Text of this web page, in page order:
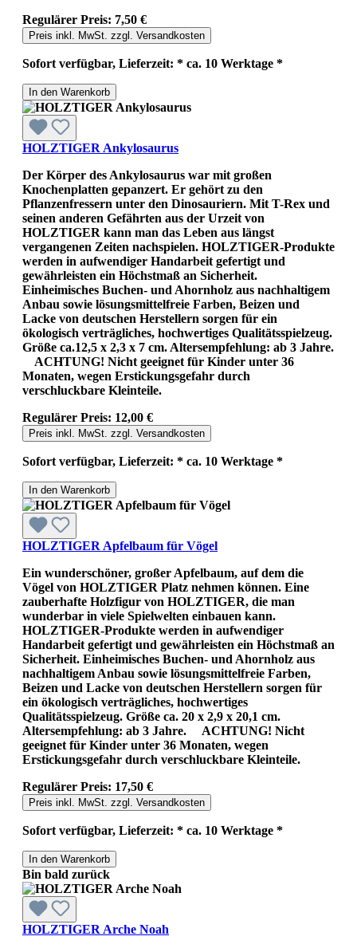
Regulärer Preis: 7,50 €
Preis inkl. MwSt. zzgl. Versandkosten
Sofort verfügbar, Lieferzeit: * ca. 10 Werktage *
In den Warenkorb
HOLZTIGER Ankylosaurus
Der Körper des Ankylosaurus war mit großen
Knochenplatten gepanzert. Er gehört zu den
Pflanzenfressern unter den Dinosauriern. Mit T-Rex und
seinen anderen Gefährten aus der Urzeit von
HOLZTIGER kann man das Leben aus längst
vergangenen Zeiten nachspielen. HOLZTIGER-Produkte
werden in aufwendiger Handarbeit gefertigt und
gewährleisten ein Höchstmaß an Sicherheit.
Einheimisches Buchen- und Ahornholz aus nachhaltigem
Anbau sowie lösungsmittelfreie Farben, Beizen und
Lacke von deutschen Herstellern sorgen für ein
ökologisch verträgliches, hochwertiges Qualitätsspielzeug.
Größe ca.12,5 x 2,3 x 7 cm. Altersempfehlung: ab 3 Jahre.
ACHTUNG! Nicht geeignet für Kinder unter 36
Monaten, wegen Erstickungsgefahr durch
verschluckbare Kleinteile.
Regulärer Preis: 12,00 €
Preis inkl. MwSt. zzgl. Versandkosten
Sofort verfügbar, Lieferzeit: * ca. 10 Werktage *
In den Warenkorb
HOLZTIGER Apfelbaum für Vögel
Ein wunderschöner, großer Apfelbaum, auf dem die
Vögel von HOLZTIGER Platz nehmen können. Eine
zauberhafte Holzfigur von HOLZTIGER, die man
wunderbar in viele Spielwelten einbauen kann.
HOLZTIGER-Produkte werden in aufwendiger
Handarbeit gefertigt und gewährleisten ein Höchstmaß an
Sicherheit. Einheimisches Buchen- und Ahornholz aus
nachhaltigem Anbau sowie lösungsmittelfreie Farben,
Beizen und Lacke von deutschen Herstellern sorgen für
ein ökologisch verträgliches, hochwertiges
Qualitätsspielzeug. Größe ca. 20 x 2,9 x 20,1 cm.
Altersempfehlung: ab 3 Jahre. ACHTUNG! Nicht
geeignet für Kinder unter 36 Monaten, wegen
Erstickungsgefahr durch verschluckbare Kleinteile.
Regulärer Preis: 17,50 €
Preis inkl. MwSt. zzgl. Versandkosten
Sofort verfügbar, Lieferzeit: * ca. 10 Werktage *
In den Warenkorb
Bin bald zurück
HOLZTIGER Arche Noah